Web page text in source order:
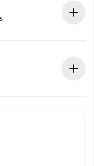
confirme.
e ofereceremos